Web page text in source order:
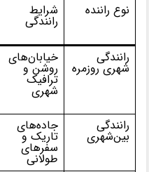
نوع راننده شرایط
رانندگی
رانندگی
شهری روزمره
خیابان‌های
روشن و
ترافیک
شهری
رانندگی
بین‌شهری
جاده‌های
تاریک و
سفرهای
طولانی